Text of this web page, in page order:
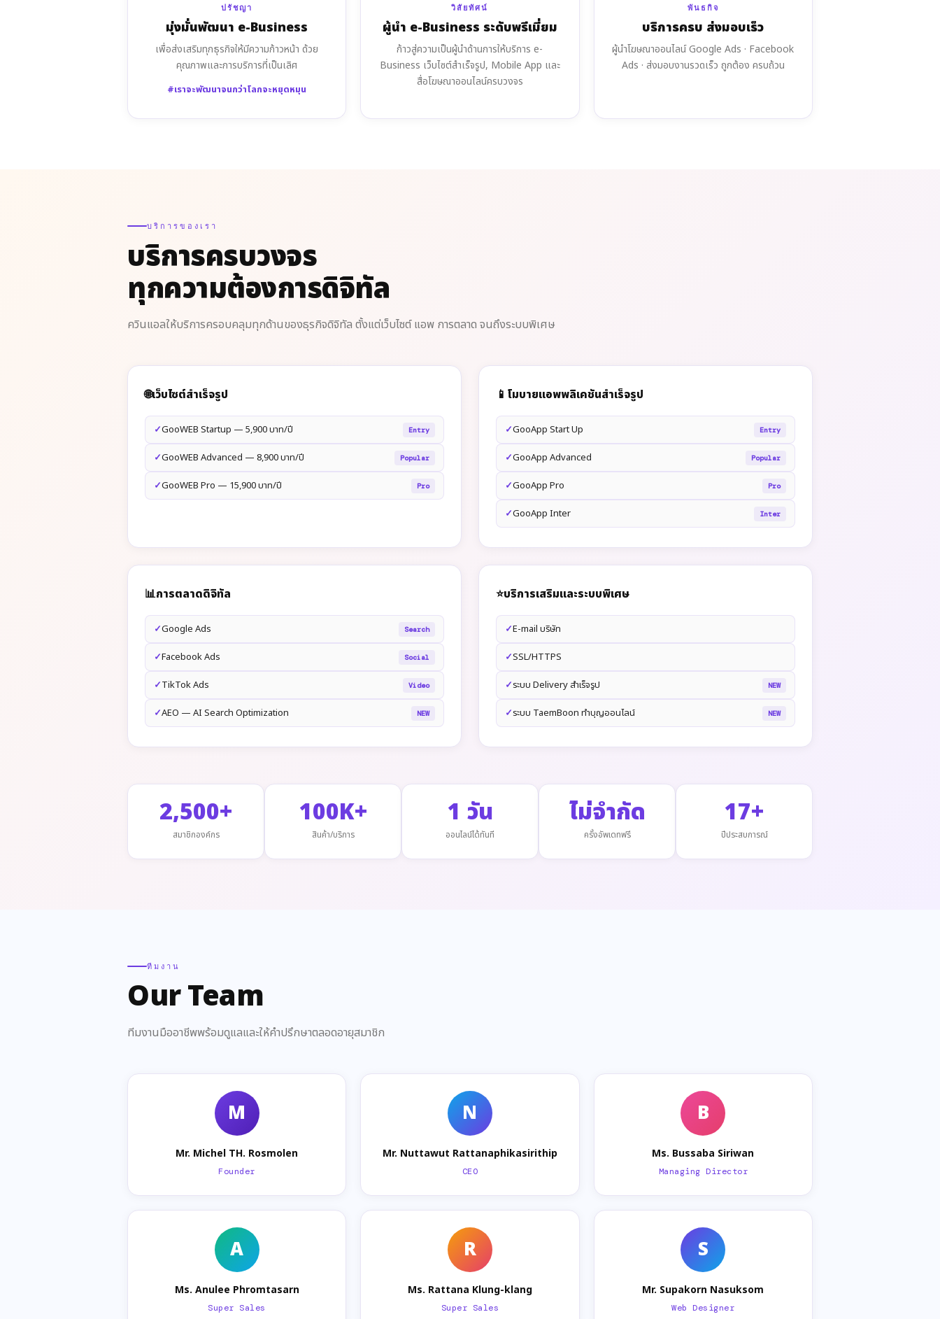
ปรัชญา
มุ่งมั่นพัฒนา e-Business
เพื่อส่งเสริมทุกธุรกิจให้มีความก้าวหน้า ด้วย
คุณภาพและการบริการที่เป็นเลิศ
#เราจะพัฒนาจนกว่าโลกจะหยุดหมุน
วิสัยทัศน์
ผู้นำ e-Business ระดับพรีเมี่ยม
ก้าวสู่ความเป็นผู้นำด้านการให้บริการ e-
Business เว็บไซต์สำเร็จรูป, Mobile App และ
สื่อโฆษณาออนไลน์ครบวงจร
พันธกิจ
บริการครบ ส่งมอบเร็ว
ผู้นำโฆษณาออนไลน์ Google Ads · Facebook
Ads · ส่งมอบงานรวดเร็ว ถูกต้อง ครบถ้วน
บริการของเรา
บริการครบวงจร
ทุกความต้องการดิจิทัล
ควินแอลให้บริการครอบคลุมทุกด้านของธุรกิจดิจิทัล ตั้งแต่เว็บไซต์ แอพ การตลาด จนถึงระบบพิเศษ
🌐เว็บไซต์สำเร็จรูป
GooWEB Startup — 5,900 บาท/ปี Entry
GooWEB Advanced — 8,900 บาท/ปี Popular
GooWEB Pro — 15,900 บาท/ปี Pro
📱 โมบายแอพพลิเคชันสำเร็จรูป
GooApp Start Up Entry
GooApp Advanced Popular
GooApp Pro Pro
GooApp Inter Inter
📊การตลาดดิจิทัล
Google Ads Search
Facebook Ads Social
TikTok Ads Video
AEO — AI Search Optimization NEW
⭐บริการเสริมและระบบพิเศษ
E-mail บริษัท
SSL/HTTPS
ระบบ Delivery สำเร็จรูป
NEW
ระบบ TaemBoon ทำบุญออนไลน์ NEW
2,500+
สมาชิกองค์กร
100K+
สินค้า/บริการ
1 วัน
ออนไลน์ได้ทันที
ไม่จำกัด
ครั้งอัพเดทฟรี
17+
ปีประสบการณ์
ทีมงาน
Our Team
ทีมงานมืออาชีพพร้อมดูแลและให้คำปรึกษาตลอดอายุสมาชิก
M
Mr. Michel TH. Rosmolen
Founder
N
Mr. Nuttawut Rattanaphikasirithip
CEO
B
Ms. Bussaba Siriwan
Managing Director
A
Ms. Anulee Phromtasarn
Super Sales
R
Ms. Rattana Klung-klang
Super Sales
S
Mr. Supakorn Nasuksom
Web Designer